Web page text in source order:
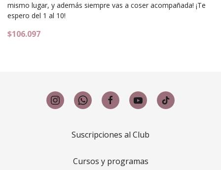
mismo lugar, y además siempre vas a coser acompañada! ¡Te
espero del 1 al 10!
$106.097
Suscripciones al Club
Cursos y programas